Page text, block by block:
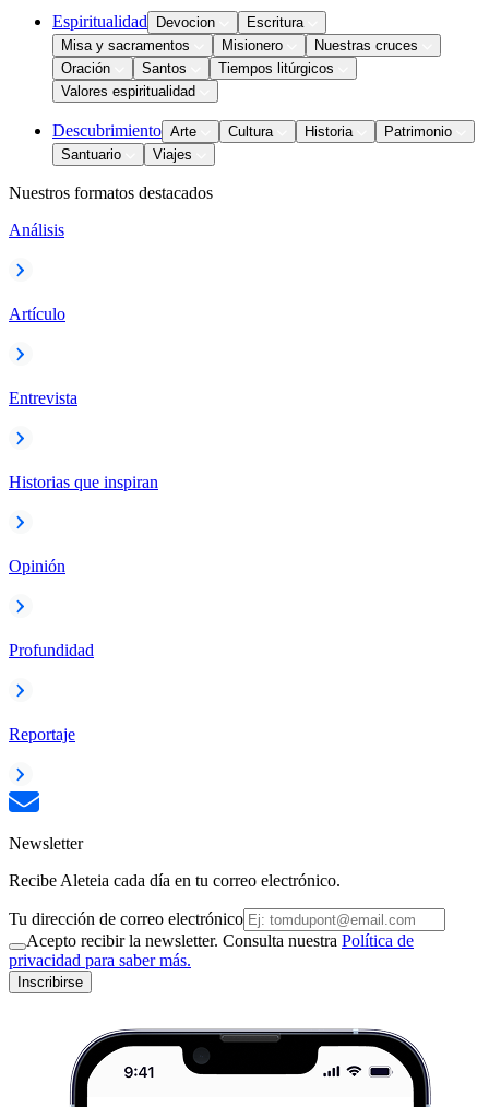
Espiritualidad Devocion
Escritura
Misa y sacramentos
Misionero
Nuestras cruces
Oración
Santos
Tiempos litúrgicos
Valores espiritualidad
Descubrimiento Arte Cultura Historia
Patrimonio
Santuario
Viajes
Nuestros formatos destacados
Análisis
Artículo
Entrevista
Historias que inspiran
Opinión
Profundidad
Reportaje
Newsletter
Recibe Aleteia cada día en tu correo electrónico.
Tu dirección de correo electrónico
Acepto recibir la newsletter. Consulta nuestra Política de
privacidad para saber más.
Inscribirse